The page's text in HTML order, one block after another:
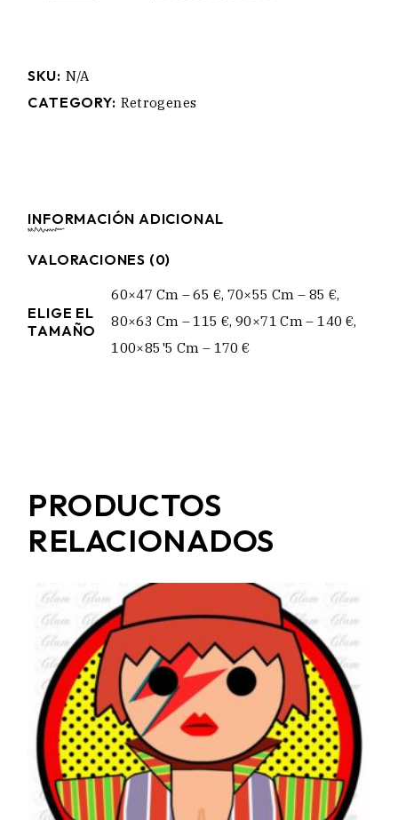
SKU: N/A
CATEGORY: Retrogenes
INFORMACIÓN ADICIONAL
VALORACIONES (0)
ELIGE EL
TAMAÑO
60×47 Cm – 65 €, 70×55 Cm – 85 €,
80×63 Cm – 115 €, 90×71 Cm – 140 €,
100×85'5 Cm – 170 €
PRODUCTOS
RELACIONADOS